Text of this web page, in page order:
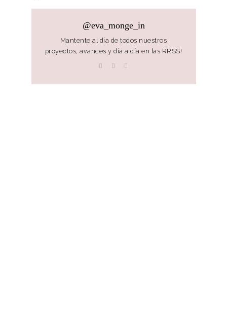
@eva_monge_in
Mantente al día de todos nuestros
proyectos, avances y día a día en las RRSS!